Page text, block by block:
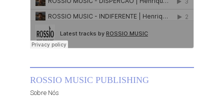
ROSSIO MUSIC PUBLISHING
Sobre Nós